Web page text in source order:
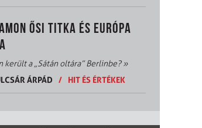
ŐSI TITKA ÉS EURÓPA
került a „Sátán oltára” Berlinbe?»
ÁRPÁD
/ HIT ÉS ÉRTÉKEK